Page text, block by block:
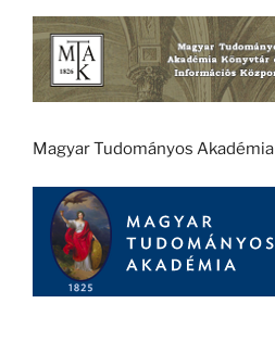
Magyar Tudományos Akadémia